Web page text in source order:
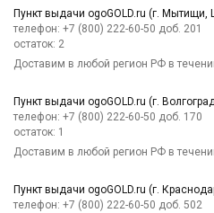
Пункт выдачи ogoGOLD.ru (г.
телефон: +7 (800) 222-60-50 доб. 201
остаток: 2
Доставим в любой регион РФ в
Пункт выдачи ogoGOLD.ru (г.
телефон: +7 (800) 222-60-50 доб. 170
остаток: 1
Доставим в любой регион РФ в
Пункт выдачи ogoGOLD.ru (г.
телефон: +7 (800) 222-60-50 доб. 502